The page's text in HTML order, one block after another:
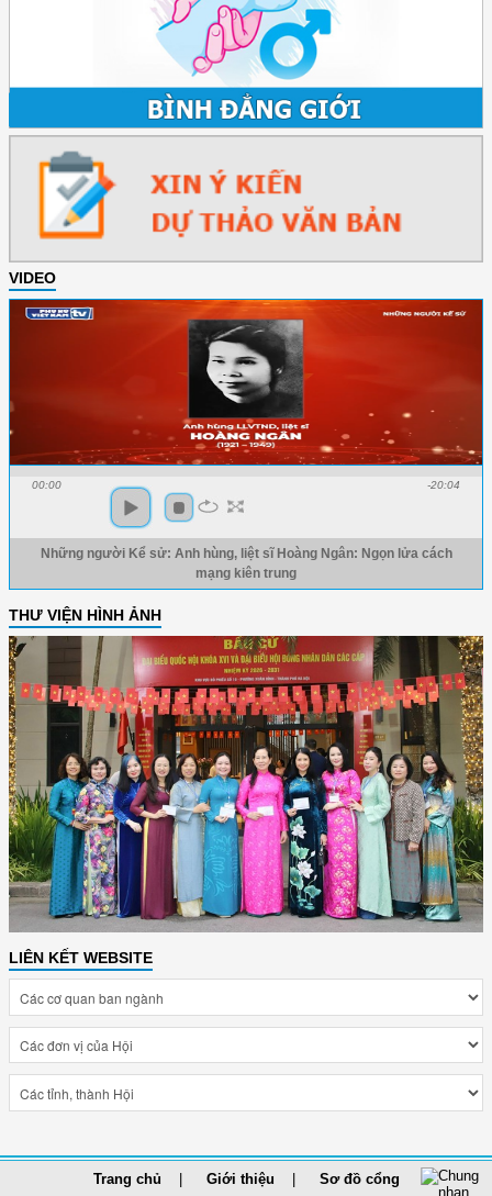
VIDEO
00:00 -20:04
Những người Kể sử: Anh hùng, liệt sĩ Hoàng Ngân: Ngọn lửa cách
mạng kiên trung
THƯ VIỆN HÌNH ẢNH
LIÊN KẾT WEBSITE
Trang chủ Giới thiệu Sơ đồ cổng